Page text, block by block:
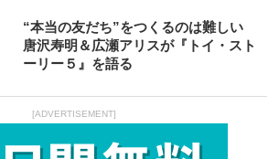
“本当の友だち”をつくるのは難しい
唐沢寿明＆広瀬アリスが『トイ・スト
ーリー５』を語る
[ADVERTISEMENT]